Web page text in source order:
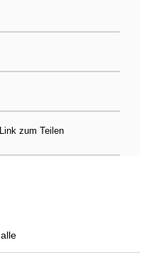
Link zum Teilen
alle